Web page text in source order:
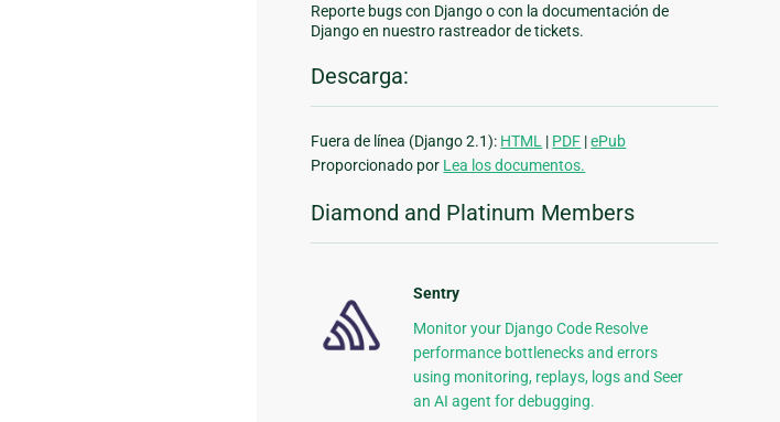
Reporte bugs con Django o con la documentación de
Django en nuestro rastreador de tickets.
Descarga:
Fuera de línea (Django 2.1): HTML | PDF |ePub
Proporcionado por Lea los documentos.
Diamond and Platinum Members
Sentry
Monitor your Django Code Resolve
performance bottlenecks and errors
using monitoring, replays, logs and Seer
an AI agent for debugging.